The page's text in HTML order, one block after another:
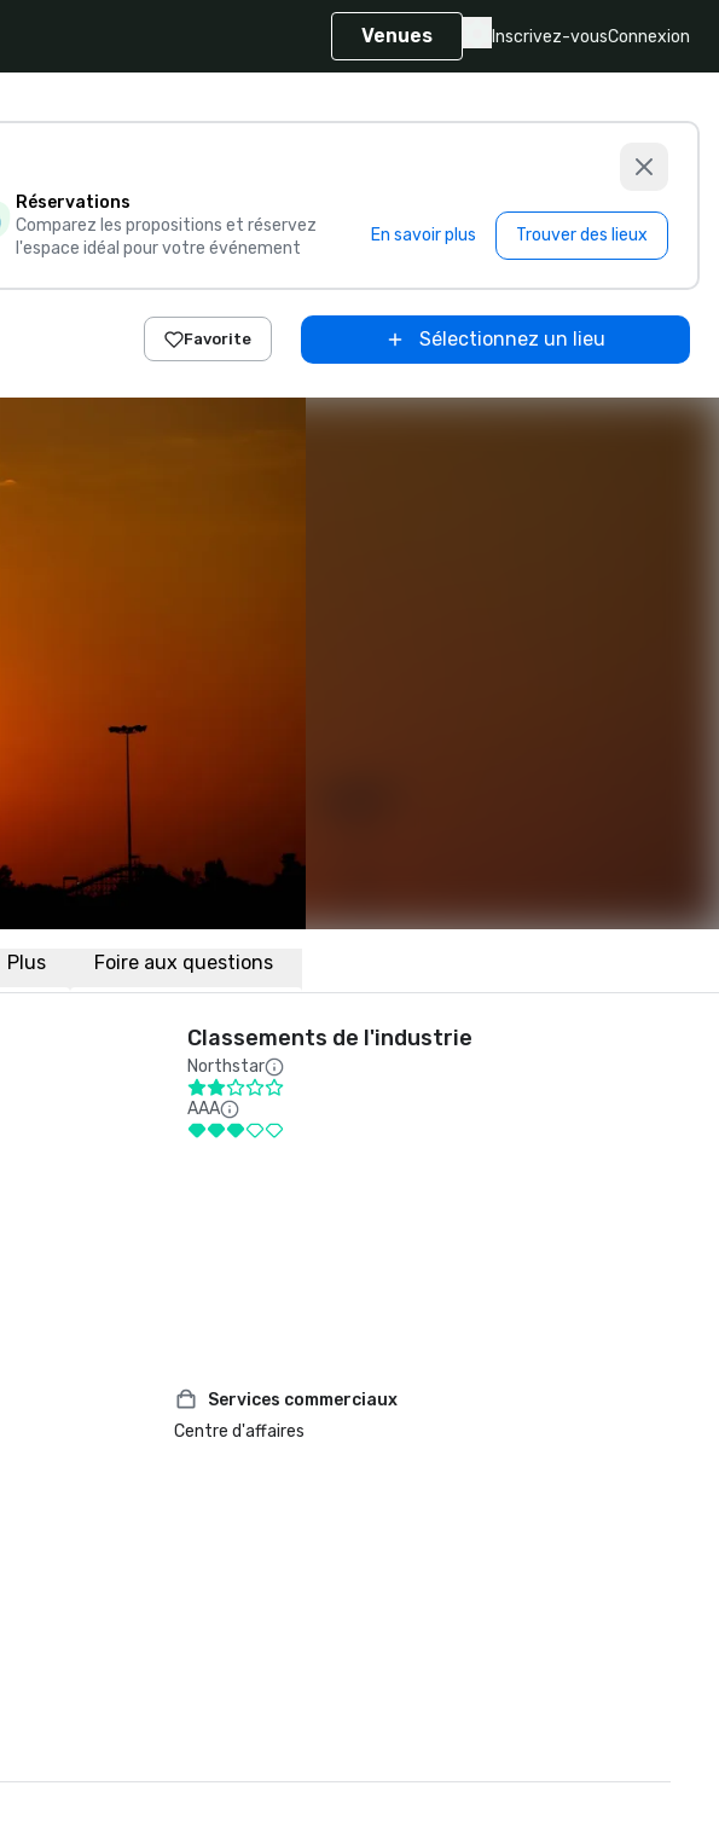
Venues Inscrivez-vousConnexion
Réservations
Comparez les propositions et réservez
l'espace idéal pour votre événement
En savoir plus Trouver des lieux
Favorite Sélectionnez un lieu
Plus Foire aux questions
Classements de l'industrie
Northstar
AAA
Services commerciaux
Centre d'affaires